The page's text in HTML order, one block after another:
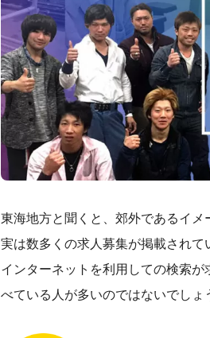
東海地方と聞くと、郊外であるイメ
実は数多くの求人募集が掲載されて
インターネットを利用しての検索
べている人が多いのではないでしょ